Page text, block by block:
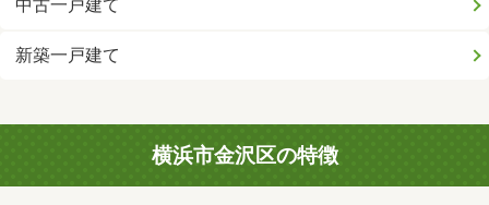
中古一戸建て
新築一戸建て
横浜市金沢区の特徴